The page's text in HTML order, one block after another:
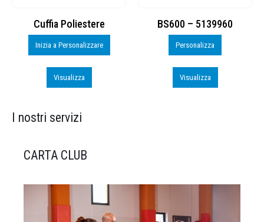
Cuffia Poliestere
Inizia a Personalizzare
Visualizza
BS600 – 5139960
Personalizza
Visualizza
I nostri servizi
CARTA CLUB